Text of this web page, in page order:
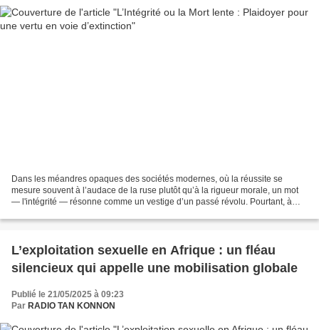
Dans les méandres opaques des sociétés modernes, où la réussite se
mesure souvent à l’audace de la ruse plutôt qu’à la rigueur morale, un mot
— l'intégrité — résonne comme un vestige d’un passé révolu. Pourtant, à
L’exploitation sexuelle en Afrique : un fléau
silencieux qui appelle une mobilisation globale
Publié le 21/05/2025 à 09:23
Par RADIO TAN KONNON